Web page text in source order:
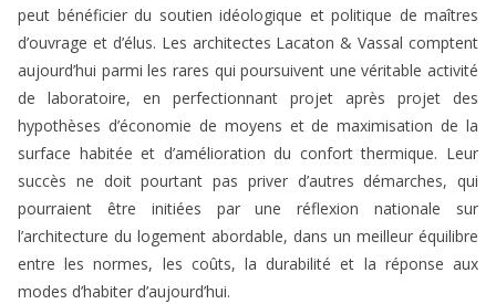
peut bénéficier du soutien idéologique et politique de maîtres
d’ouvrage et d’élus. Les architectes Lacaton & Vassal comptent
aujourd’hui parmi les rares qui poursuivent une véritable activité
de laboratoire, en perfectionnant projet après projet des
hypothèses d’économie de moyens et de maximisation de la
surface habitée et d’amélioration du confort thermique. Leur
succès ne doit pourtant pas priver d’autres démarches, qui
pourraient être initiées par une réflexion nationale sur
l’architecture du logement abordable, dans un meilleur équilibre
entre les normes, les coûts, la durabilité et la réponse aux
modes d’habiter d’aujourd’hui.